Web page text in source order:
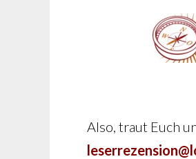
Also, traut Euch